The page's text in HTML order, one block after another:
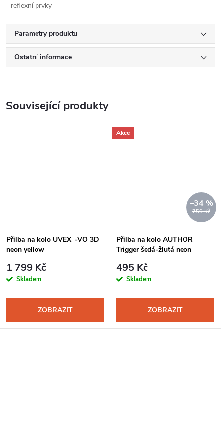
- reflexní prvky
Parametry produktu
Ostatní informace
Související produkty
Přilba na kolo UVEX I-VO 3D
neon yellow
1 799 Kč
Skladem
ZOBRAZIT
Akce
750 Kč
–34 %
Přilba na kolo AUTHOR
Trigger šedá-žlutá neon
495 Kč
Skladem
ZOBRAZIT